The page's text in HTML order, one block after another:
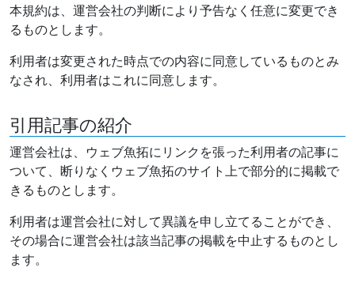
本規約は、運営会社の判断により予告なく任意に変更でき
るものとします。
利用者は変更された時点での内容に同意しているものとみ
なされ、利用者はこれに同意します。
引用記事の紹介
運営会社は、ウェブ魚拓にリンクを張った利用者の記事に
ついて、断りなくウェブ魚拓のサイト上で部分的に掲載で
きるものとします。
利用者は運営会社に対して異議を申し立てることができ、
その場合に運営会社は該当記事の掲載を中止するものとし
ます。